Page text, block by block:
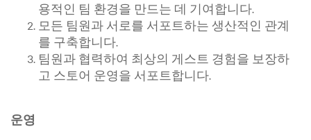
용적인 팀 환경을 만드는 데 기여합니다.
모든 팀원과 서로를 서포트하는 생산적인 관계
를 구축합니다.
팀원과 협력하여 최상의 게스트 경험을 보장하
고 스토어 운영을 서포트합니다.
운영